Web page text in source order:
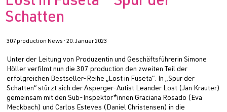
Schatten
307 production News ·20. Januar 2023
Unter der Leitung von Produzentin und Geschäftsführerin Simone
Höller verfilmt nun die 307 production den zweiten Teil der
erfolgreichen Bestseller-Reihe „Lost in Fuseta“. In „Spur der
Schatten“ stürzt sich der Asperger-Autist Leander Lost (Jan Krauter)
gemeinsam mit den Sub-Inspektor*innen Graciana Rosado (Eva
Meckbach) und Carlos Esteves (Daniel Christensen) in die